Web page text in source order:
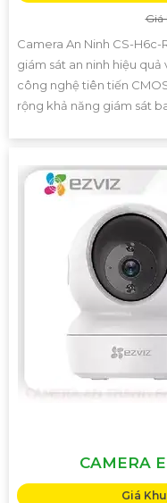
Giá
Camera An Ninh CS-H6c-
giám sát an ninh hiệu
công nghệ tiên tiến
rộng khả năng giám sát
CAMERA
Giá